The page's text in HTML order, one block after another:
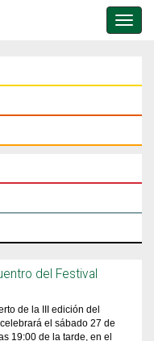
de
del Festival
de la III edición del
el sábado 27 de
19:00 de la tarde, en el